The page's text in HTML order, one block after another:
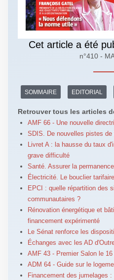
Cet article a été
n°410 -
SOMMAIRE EDITORIAL
Retrouver tous les articles
AMF 66 - Une nouvelle
SDIS. De nouvelles pistes de
Livret A : la hausse du taux
grave difficulté
Santé. Assurer la
Électricité. Le bouclier
EPCI : quelle répartition des
communautaires ?
Rénovation énergétique et
financement expérimenté
Le Sénat renforce les
Échanges avec les AD
AMF 43 - Premier Salon le 16
ADM 64 - Guide sur le
Financement des jumelages